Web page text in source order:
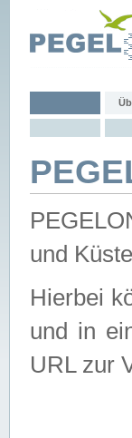
und
Hierbei
und in
URL zur